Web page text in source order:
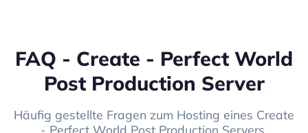
FAQ - Create - Perfect World
Post Production Server
Häufig gestellte Fragen zum Hosting eines Create
- Perfect World Post Production Servers.